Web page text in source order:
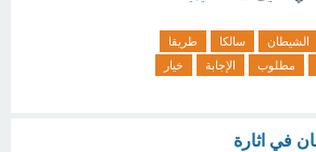
الشيطان سالكا
طريقا
مطلوب الإجابة
خيار
في اثارة